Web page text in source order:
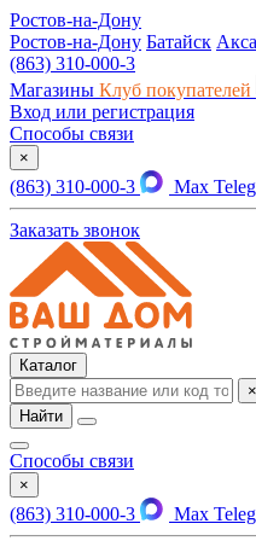
Ростов-на-Дону
Ростов-на-Дону Батайск
(863) 310-000-3
Магазины Клуб покупателей
Вход или регистрация
Способы связи
×
(863) 310-000-3 Max
Заказать звонок
Каталог
×
Найти
Способы связи
×
(863) 310-000-3 Max